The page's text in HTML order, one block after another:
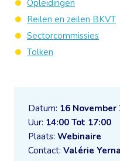
Datum: 16 November
Uur: 14:00 Tot 17:00
Plaats: Webinaire
Contact: Valérie
Opleidingen
Reilen en zeilen BKVT
Sectorcommissies
Tolken